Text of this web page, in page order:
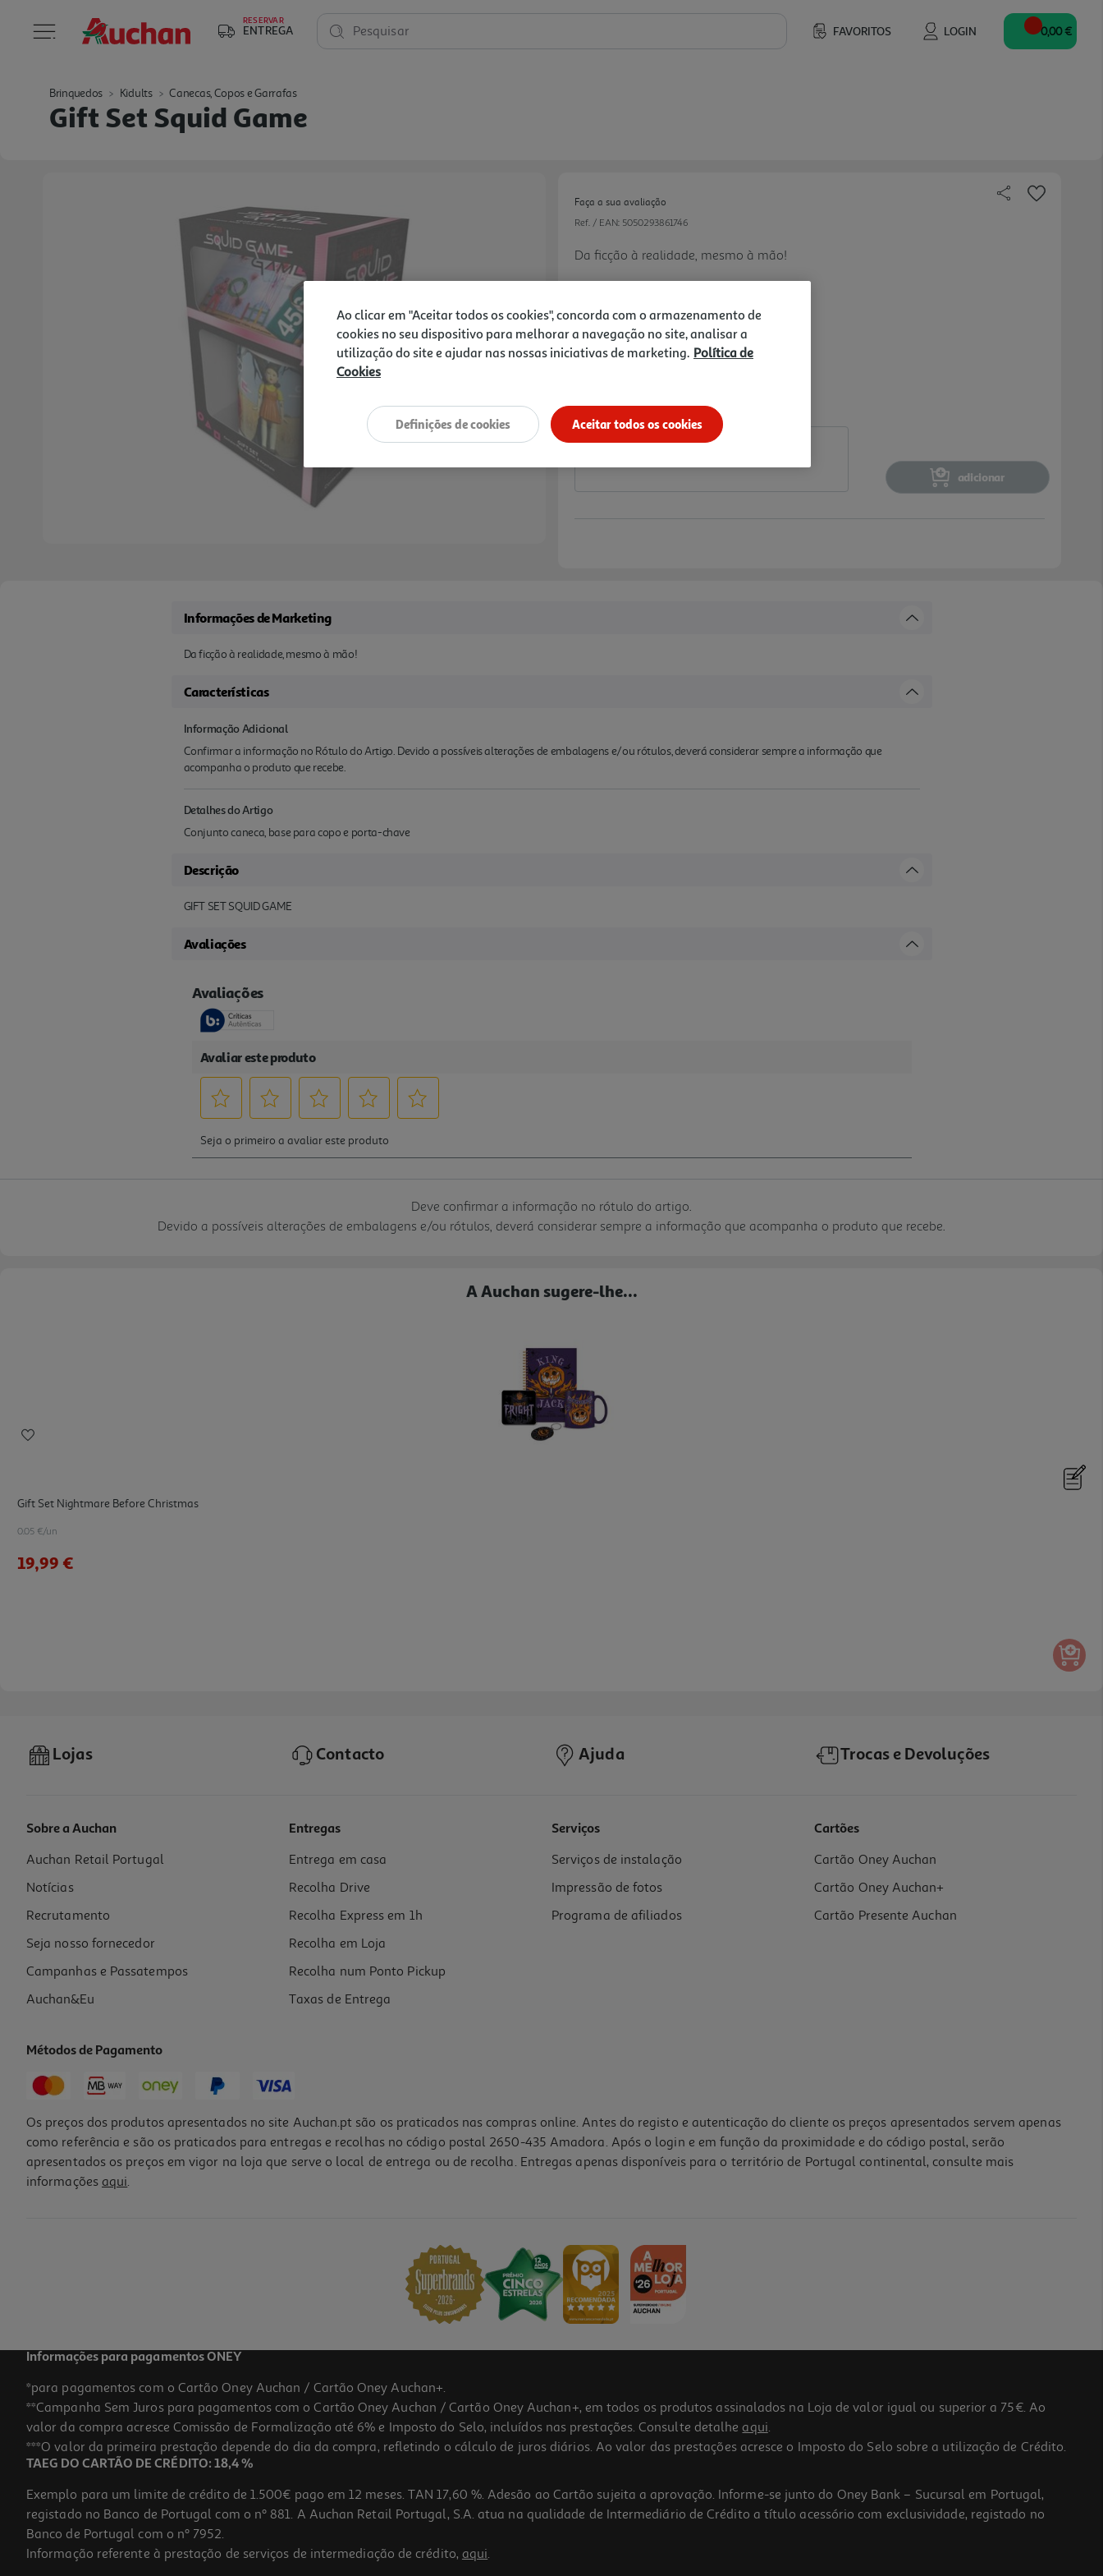
RESERVAR
ENTREGA FAVORITOS LOGIN
Pesquisar 0,00 €
Brinquedos Kidults Canecas, Copos e Garrafas
Gift Set Squid Game
Faça a sua avaliação
Ref. / EAN: 5050293861746
Da ficção à realidade, mesmo à mão!
adicionar
Informações de Marketing
Da ficção à realidade, mesmo à mão!
Características
Informação Adicional
Confirmar a informação no Rótulo do Artigo. Devido a possíveis alterações de embalagens e/ou rótulos, deverá considerar sempre a informação que
acompanha o produto que recebe.
Detalhes do Artigo
Conjunto caneca, base para copo e porta-chave
Descrição
GIFT SET SQUID GAME
Avaliações
Deve confirmar a informação no rótulo do artigo.
Devido a possíveis alterações de embalagens e/ou rótulos, deverá considerar sempre a informação que acompanha o produto que recebe.
A Auchan sugere-lhe...
Gift Set Nightmare Before Christmas
0.05 €/un
19,99 €
Gift Set Wednesday
12.99 €/un
12,99 €
-10%
-20%
Lojas Contacto Ajuda Trocas e Devoluções
Sobre a Auchan
Auchan Retail Portugal
Notícias
Recrutamento
Seja nosso fornecedor
Campanhas e Passatempos
Auchan&Eu
Entregas
Entrega em casa
Recolha Drive
Recolha Express em 1h
Recolha em Loja
Recolha num Ponto Pickup
Taxas de Entrega
Serviços
Serviços de instalação
Impressão de fotos
Programa de afiliados
Cartões
Cartão Oney Auchan
Cartão Oney Auchan+
Cartão Presente Auchan
Métodos de Pagamento
Os preços dos produtos apresentados no site Auchan.pt são os praticados nas compras online. Antes do registo e autenticação do cliente os preços apresentados servem apenas
como referência e são os praticados para entregas e recolhas no código postal 2650-435 Amadora. Após o login e em função da proximidade e do código postal, serão
apresentados os preços em vigor na loja que serve o local de entrega ou de recolha. Entregas apenas disponíveis para o território de Portugal continental, consulte mais
informações aqui.
Informações para pagamentos ONEY
*para pagamentos com o Cartão Oney Auchan / Cartão Oney Auchan+.
**Campanha Sem Juros para pagamentos com o Cartão Oney Auchan / Cartão Oney Auchan+, em todos os produtos assinalados na Loja de valor igual ou superior a 75€. Ao
valor da compra acresce Comissão de Formalização até 6% e Imposto do Selo, incluídos nas prestações. Consulte detalhe aqui.
***O valor da primeira prestação depende do dia da compra, refletindo o cálculo de juros diários. Ao valor das prestações acresce o Imposto do Selo sobre a utilização de Crédito.
TAEG DO CARTÃO DE CRÉDITO: 18,4 %
Exemplo para um limite de crédito de 1.500€ pago em 12 meses. TAN 17,60 %. Adesão ao Cartão sujeita a aprovação. Informe-se junto do Oney Bank – Sucursal em Portugal,
registado no Banco de Portugal com o nº 881. A Auchan Retail Portugal, S.A. atua na qualidade de Intermediário de Crédito a título acessório com exclusividade, registado no
Banco de Portugal com o nº 7952.
Informação referente à prestação de serviços de intermediação de crédito, aqui.
Ao clicar em "Aceitar todos os cookies", concorda com o armazenamento de
cookies no seu dispositivo para melhorar a navegação no site, analisar a
utilização do site e ajudar nas nossas iniciativas de marketing. Política de
Cookies
Aceitar todos os cookies
Definições de cookies